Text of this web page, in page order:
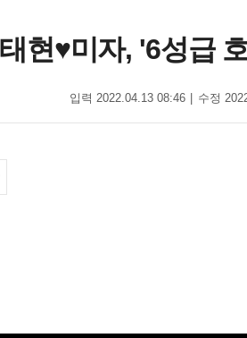
현♥미자, '6성급
입력 2022.04.13 08:46 수정